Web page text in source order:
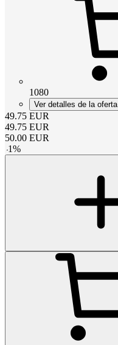
1080
Ver detalles de la oferta
49.75 EUR
49.75 EUR
50.00 EUR
-1%